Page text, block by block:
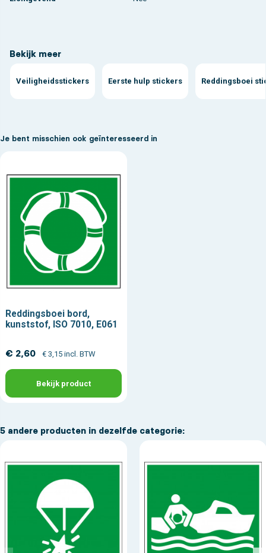
Bekijk meer
Veiligheidsstickers Eerste hulp stickers Reddingsboei
Je bent misschien ook geïnteresseerd in
Reddingsboei bord,
kunststof, ISO 7010, E061
€ 2,60 € 3,15 incl. BTW
Bekijk product
5 andere producten in dezelfde categorie: